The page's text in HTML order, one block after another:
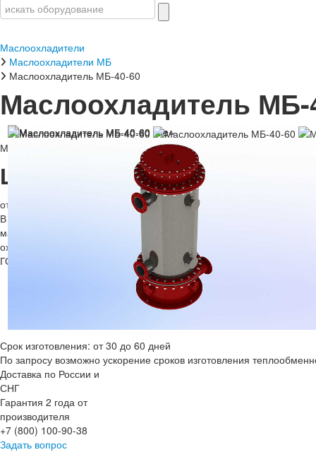
Маслоохладители
Маслоохладители МБ
Маслоохладитель МБ-40-60
Маслоохладитель МБ-
Маслоохладитель МБ-40-60
Цена
от 822 049 ₽
В НЗТО вы можете заказать
маслоохладитель МБ-40-60
маслоохладитель МБ отличается не только доступной ценой, но
охлаждением за счёт продуманной конструкции трубного пучка,
ГОСТ и ТУ, а также длительным межремонтным ресурсом.
Срок изготовления: от 30 до 60 дней
По запросу возможно ускорение сроков изготовления
Доставка по России и
СНГ
Гарантия 2 года от
производителя
+7 (800) 100-90-38
Задать вопрос